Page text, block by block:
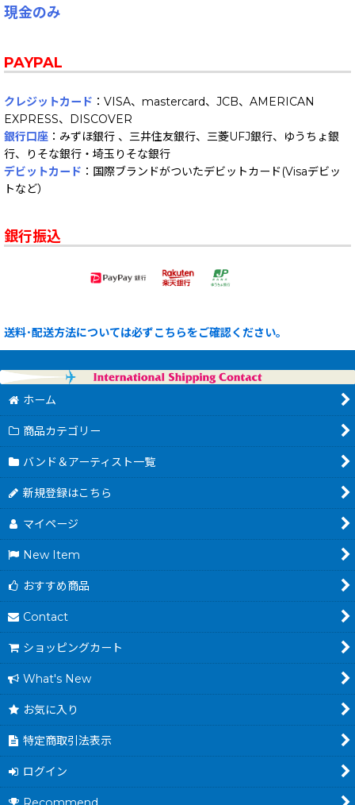
現金のみ
PAYPAL
クレジットカード ：VISA、mastercard、JCB、AMERICAN
EXPRESS、DISCOVER
銀行口座 ：みずほ銀行 、三井住友銀行、三菱UFJ銀行、ゆうちょ銀
行、りそな銀行・埼玉りそな銀行
デビットカード ：国際ブランドがついたデビットカード(Visaデビッ
トなど）
銀行振込
送料･配送方法については必ずこちらをご確認ください。
ホーム
商品カテゴリー
バンド＆アーティスト一覧
新規登録はこちら
マイページ
New Item
おすすめ商品
Contact
ショッピングカート
What's New
お気に入り
特定商取引法表示
ログイン